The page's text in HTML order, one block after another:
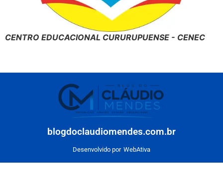
CENTRO EDUCACIONAL CURURUPUENSE - CENEC
blogdoclaudiomendes.com.br
Desenvolvido por WebAtiva